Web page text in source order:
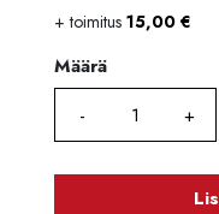
+ toimitus 15,00 €
Määrä
Määrä